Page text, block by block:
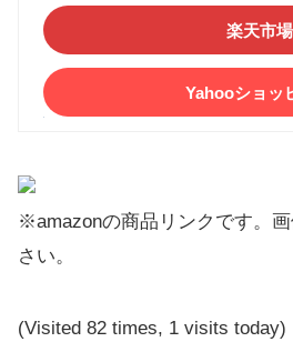
楽天市場
Yahooショッ
※amazonの商品リンクです。
さい。
(Visited 82 times, 1 visits today)